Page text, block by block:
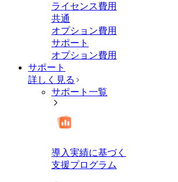
ライセンス費用
共通
オプション費用
サポート
オプション費用
サポート
詳しく見る
サポート一覧
導入実績に基づく
支援プログラム